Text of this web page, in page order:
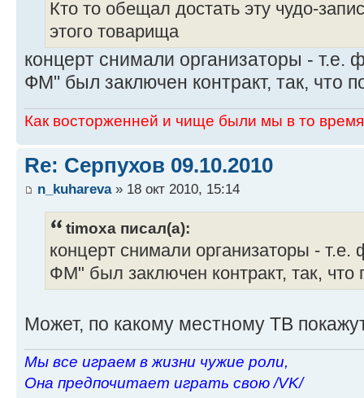
Кто то обещал достать эту чудо-
этого товарища
концерт снимали организаторы - т.е.
ФМ" был заключен контракт, так, что
Как восторженней и чище были мы в то
Re: Серпухов 09.10.2010
n_kuhareva» 18 окт 2010, 15:14
timoxa писал(а):
концерт снимали организаторы -
ФМ" был заключен контракт, так, что
Может, по какому местному ТВ
Мы все играем в жизни чужие роли,
Она предпочитает играть свою /VK/